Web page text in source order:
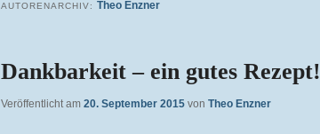
AUTORENARCHIV: Theo Enzner
Dankbarkeit – ein gutes Rezept!
Veröffentlicht am 20. September 2015 von Theo Enzner